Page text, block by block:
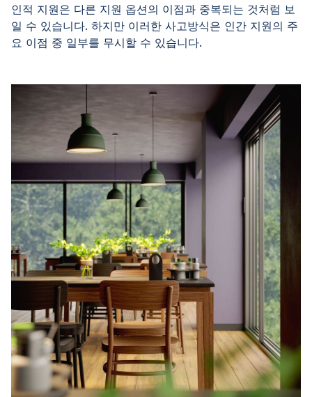
인적 지원은 다른 지원 옵션의 이점과 중복되는 것처럼 보
일 수 있습니다. 하지만 이러한 사고방식은 인간 지원의 주
요 이점 중 일부를 무시할 수 있습니다.